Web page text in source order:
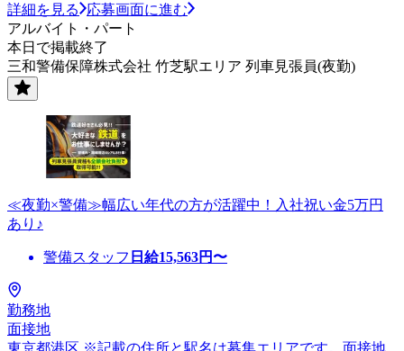
詳細を見る
応募画面に進む
アルバイト・パート
本日で掲載終了
三和警備保障株式会社 竹芝駅エリア 列車見張員(夜勤)
≪夜勤×警備≫幅広い年代の方が活躍中！入社祝い金5万円
あり♪
警備スタッフ 日給15,563円〜
勤務地
面接地
東京都港区 ※記載の住所と駅名は募集エリアです。面接地